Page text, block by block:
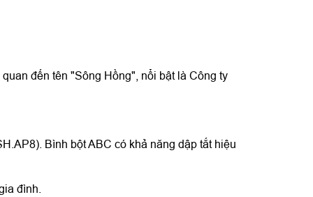
đến tên "Sông Hồng", nổi bật là Công ty
Bình bột ABC có khả năng dập tắt hiệu
đình.